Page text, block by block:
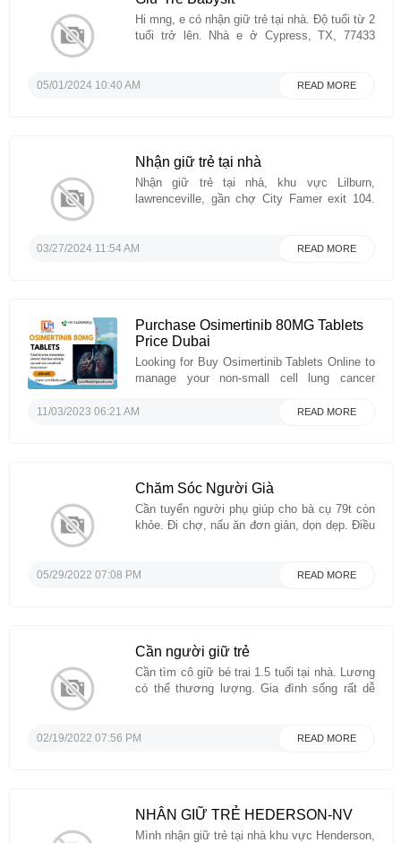
Hi mng, e có nhận giữ trẻ tại nhà. Độ tuổi từ 2
tuổi trở lên. Nhà e ở Cypress, TX, 77433
chơi thoải máiMình chỉ nhận giữ khoảng 1-3
05/01/2024 10:40 AM READ MORE
Nhận giữ trẻ tại nhà
Nhận giữ trẻ tại nhà, khu vực Lilburn,
lawrenceville, gần chợ City Famer exit 104.
03/27/2024 11:54 AM READ MORE
Purchase Osimertinib 80MG Tablets
Price Dubai
Looking for Buy Osimertinib Tablets Online to
manage your non-small cell lung cancer
covered! We are your trusted source for high-
to your doorstep. Our dedicated team ...
11/03/2023 06:21 AM READ MORE
Chăm Sóc Người Già
Cần tuyển người phụ giúp cho bà cụ 79t còn
khỏe. Đi chợ, nấu ăn đơn giản, dọn dẹp. Điều
ăn ở có phòng riêng. Nhà ở Houston gần ...
05/29/2022 07:08 PM READ MORE
Cần người giữ trẻ
Cần tìm cô giữ bé trai 1.5 tuổi tại nhà. Lương
có thể thương lượng. Gia đình sống rất dễ
Đức. Cám ơn....
02/19/2022 07:56 PM READ MORE
NHÂN GIỮ TRẺ HEDERSON-NV
Mình nhận giữ trẻ tại nhà khu vực Henderson,